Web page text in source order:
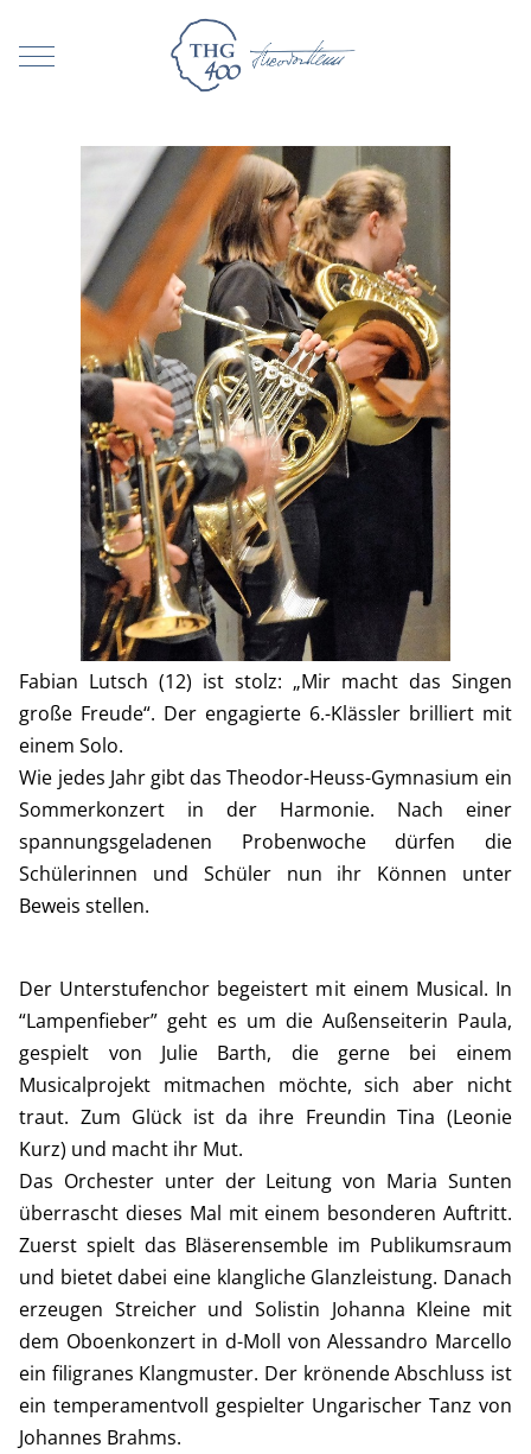
Mobile Menu Toggle
Fabian Lutsch (12) ist stolz: „Mir macht das Singen
große Freude“. Der engagierte 6.-Klässler brilliert mit
einem Solo.
Wie jedes Jahr gibt das Theodor-Heuss-Gymnasium ein
Sommerkonzert in der Harmonie. Nach einer
spannungsgeladenen Probenwoche dürfen die
Schülerinnen und Schüler nun ihr Können unter
Beweis stellen.
Der Unterstufenchor begeistert mit einem Musical. In
“Lampenfieber” geht es um die Außenseiterin Paula,
gespielt von Julie Barth, die gerne bei einem
Musicalprojekt mitmachen möchte, sich aber nicht
traut. Zum Glück ist da ihre Freundin Tina (Leonie
Kurz) und macht ihr Mut.
Das Orchester unter der Leitung von Maria Sunten
überrascht dieses Mal mit einem besonderen Auftritt.
Zuerst spielt das Bläserensemble im Publikumsraum
und bietet dabei eine klangliche Glanzleistung. Danach
erzeugen Streicher und Solistin Johanna Kleine mit
dem Oboenkonzert in d-Moll von Alessandro Marcello
ein filigranes Klangmuster. Der krönende Abschluss ist
ein temperamentvoll gespielter Ungarischer Tanz von
Johannes Brahms.